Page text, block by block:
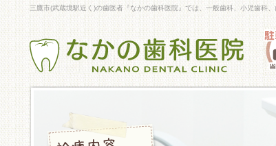
三鷹市(武蔵境駅近く)の歯医者『なかの歯科医院』では、一般歯科、小児歯科